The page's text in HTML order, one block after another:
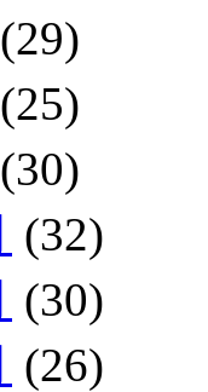
(29)
(25)
(30)
(32)
(30)
(26)